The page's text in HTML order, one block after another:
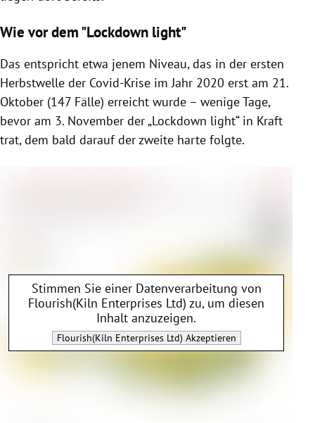
Wie vor dem "Lockdown light"
Das entspricht etwa jenem Niveau, das in der ersten
Herbstwelle der Covid-Krise im Jahr 2020 erst am 21.
Oktober (147 Fälle) erreicht wurde – wenige Tage,
bevor am 3. November der „Lockdown light“ in Kraft
trat, dem bald darauf der zweite harte folgte.
Stimmen Sie einer Datenverarbeitung von
Flourish(Kiln Enterprises Ltd) zu, um diesen
Inhalt anzuzeigen.
Flourish(Kiln Enterprises Ltd) Akzeptieren